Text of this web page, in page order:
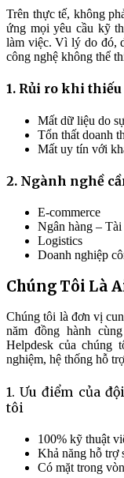
Trên thực tế, không
ứng mọi yêu cầu kỹ
làm việc. Vì lý do đó,
công nghệ không thể
1. Rủi ro khi
Mất dữ liệu do
Tổn thất doanh
Mất uy tín với
2. Ngành nghề
E-commerce
Ngân hàng – Tài
Logistics
Doanh nghiệp
Chúng Tôi Là
Chúng tôi là đơn vị
năm đồng hành
Helpdesk của chúng
nghiệm, hệ thống hỗ
1. Ưu điểm của
tôi
100% kỹ thuật
Khả năng hỗ trợ
Có mặt trong